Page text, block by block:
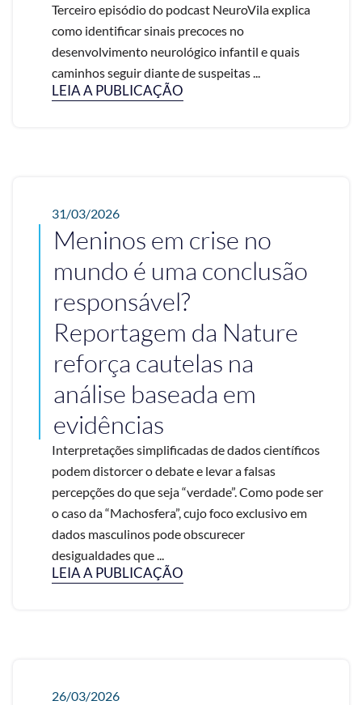
Terceiro episódio do podcast NeuroVila explica
como identificar sinais precoces no
desenvolvimento neurológico infantil e quais
caminhos seguir diante de suspeitas ...
LEIA A PUBLICAÇÃO
31/03/2026
Meninos em crise no
mundo é uma conclusão
responsável?
Reportagem da Nature
reforça cautelas na
análise baseada em
evidências
Interpretações simplificadas de dados científicos
podem distorcer o debate e levar a falsas
percepções do que seja “verdade”. Como pode ser
o caso da “Machosfera”, cujo foco exclusivo em
dados masculinos pode obscurecer
desigualdades que ...
LEIA A PUBLICAÇÃO
26/03/2026